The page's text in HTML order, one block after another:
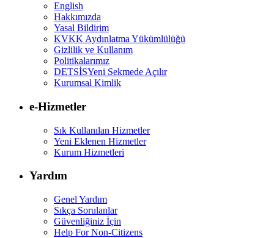
English
Hakkımızda
Yasal Bildirim
KVKK Aydınlatma Yükümlülüğü
Gizlilik ve Kullanım
Politikalarımız
DETSİSYeni Sekmede Açılır
Kurumsal Kimlik
e-Hizmetler
Sık Kullanılan Hizmetler
Yeni Eklenen Hizmetler
Kurum Hizmetleri
Yardım
Genel Yardım
Sıkça Sorulanlar
Güvenliğiniz İçin
Help For Non-Citizens